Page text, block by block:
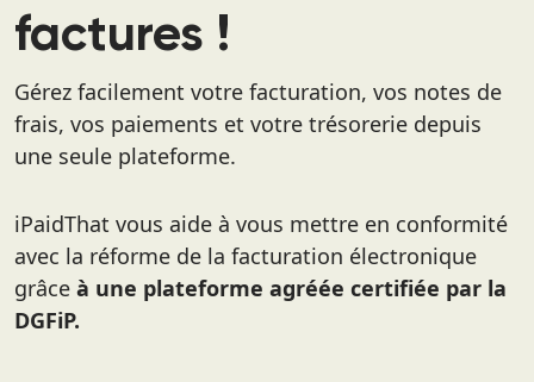
factures !
Gérez facilement votre facturation, vos notes de
frais, vos paiements et votre trésorerie depuis
une seule plateforme.
iPaidThat vous aide à vous mettre en conformité
avec la réforme de la facturation électronique
grâce à une plateforme agréée certifiée par la
DGFiP.